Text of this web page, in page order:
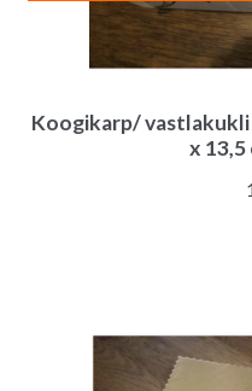
Koogikarp/ vastlakukli
x 13,5